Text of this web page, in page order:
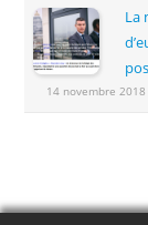
La
14 novembre 2018